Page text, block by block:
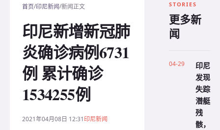
首页/印尼新闻/新闻正文
印尼新增新冠肺
炎确诊病例6731
例 累计确诊
1534255例
2021年04月08日 12:31印尼新闻
STORIES
更多新
闻
04-29
印尼
发现
失踪
潜艇
残
骸，